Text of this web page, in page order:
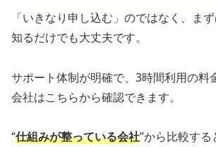
「いきなり申し込む」のではなく、ま
知るだけでも大丈夫です。
サポート体制が明確で、3時間利用の料
会社はこちらから確認できます。
“仕組みが整っている会社”から比較す